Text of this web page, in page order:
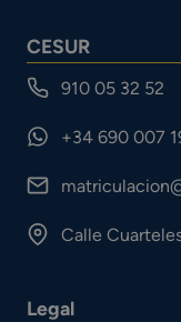
CESUR
910 05 32 52
+34 690 007
Calle
Legal